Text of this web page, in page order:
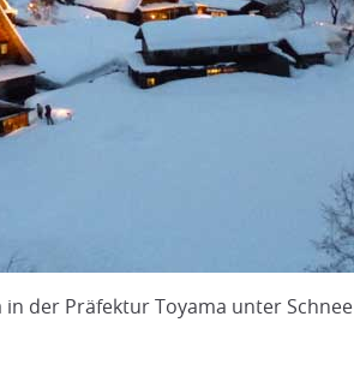
der Präfektur Toyama unter Schnee